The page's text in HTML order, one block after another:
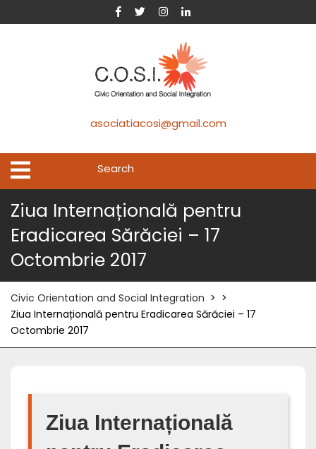
asociatiacosi@gmail.com
Ziua Internațională pentru
Eradicarea Sărăciei – 17
Octombrie 2017
Civic Orientation and Social Integration > >
Ziua Internațională pentru Eradicarea Sărăciei – 17
Octombrie 2017
Ziua Internațională